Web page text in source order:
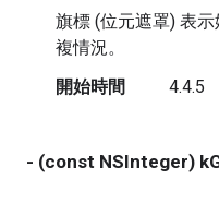
旗標 (位元遮罩) 表
複情況。
開始時間
4.4.5
- (const NSInteger)